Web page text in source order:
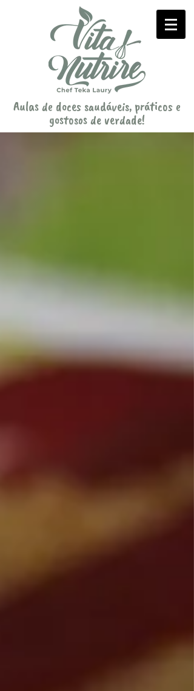
Aulas de doces saudáveis, práticos e
gostosos de verdade!